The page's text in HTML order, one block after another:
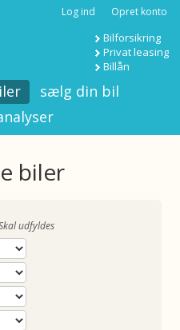
Log ind Opret konto
Bilforsikring
Privat leasing
Billån
sælg din bil
biler
udfyldes